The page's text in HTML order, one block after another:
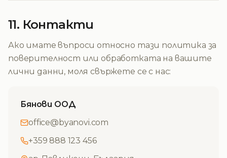
11. Контакти
Ако имате въпроси относно тази политика за
поверителност или обработката на вашите
лични данни, моля свържете се с нас:
Бянови ООД
office@byanovi.com
+359 888 123 456